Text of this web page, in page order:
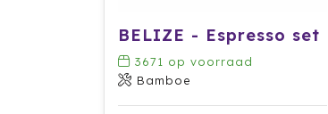
BELIZE - Espresso set
3671 op voorraad
Bamboe